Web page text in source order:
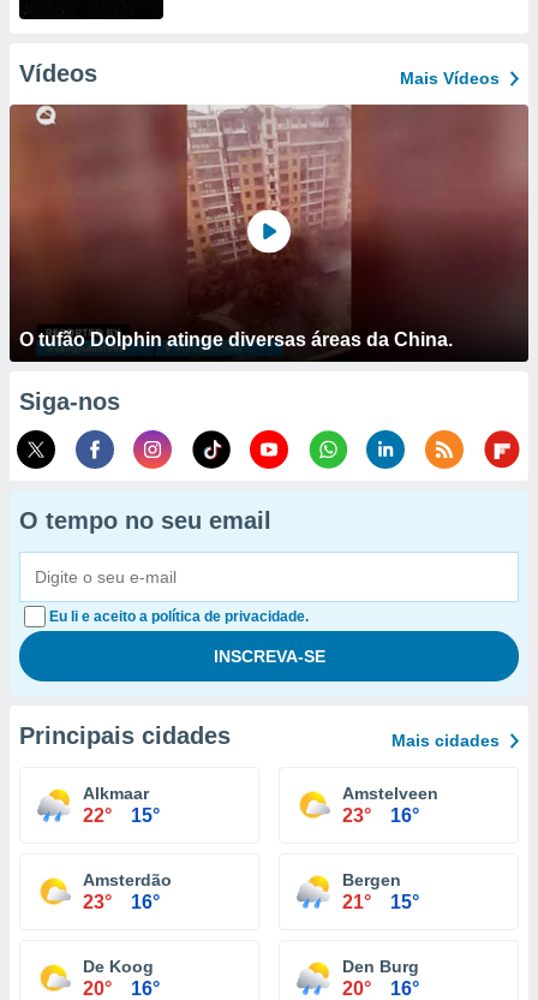
Vídeos Mais Vídeos
O tufão Dolphin atinge diversas áreas da China.
Siga-nos
O tempo no seu email
Eu li e aceito a política de privacidade.
Principais cidades Mais cidades
Alkmaar
22° 15°
Amstelveen
23° 16°
Amsterdão
23° 16°
Bergen
21° 15°
De Koog
20° 16°
Den Burg
20° 16°